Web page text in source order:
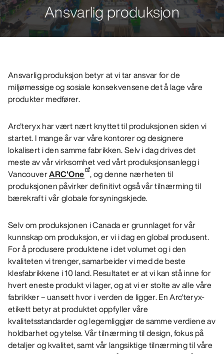
Ansvarlig produksjon
Ansvarlig produksjon betyr at vi tar ansvar for de
miljømessige og sosiale konsekvensene det å lage våre
produkter medfører.
Arc'teryx har vært nært knyttet til produksjonen siden vi
startet. I mange år var våre kontorer og designere
lokalisert i den samme fabrikken. Selv i dag drives det
meste av vår virksomhet ved vårt produksjonsanlegg i
VancouverARC'One , og denne nærheten til
produksjonen påvirker definitivt også vår tilnærming til
bærekraft i vår globale forsyningskjede.
Selv om produksjonen i Canada er grunnlaget for vår
kunnskap om produksjon, er vi i dag en global produsent.
For å produsere produktene i det volumet og i den
kvaliteten vi trenger, samarbeider vi med de beste
klesfabrikkene i 10 land. Resultatet er at vi kan stå inne for
hvert eneste produkt vi lager, og at vi er stolte av alle våre
fabrikker – uansett hvor i verden de ligger. En Arc'teryx-
etikett betyr at produktet oppfyller våre
kvalitetsstandarder og legemliggjør de samme verdiene av
holdbarhet og ytelse. Vår tilnærming til design, fokus på
detaljer og kvalitet, samt vår langsiktige tilnærming til våre